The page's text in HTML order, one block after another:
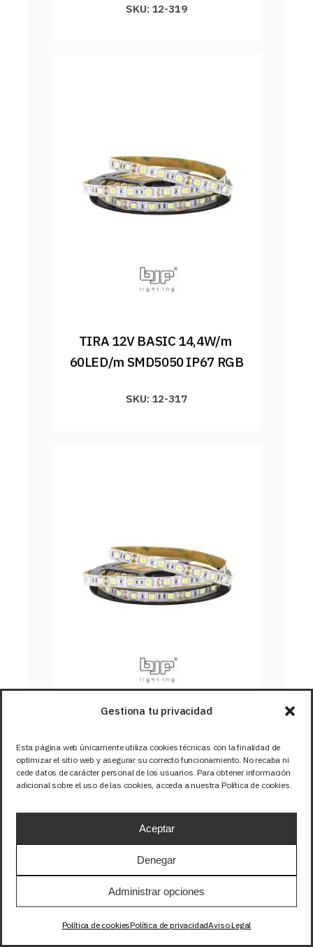
Gestiona tu privacidad
Esta página web únicamente utiliza cookies técnicas con la finalidad de
optimizar el sitio web y asegurar su correcto funcionamiento. No recaba ni
cede datos de carácter personal de los usuarios. Para obtener información
adicional sobre el uso de las cookies, acceda a nuestra Política de cookies.
Aceptar
Denegar
Administrar opciones
Política de cookiesPolítica de privacidadAviso Legal
SKU: 12-319
TIRA 12V BASIC 14,4W/m
60LED/m SMD5050 IP67 RGB
SKU: 12-317
60LED/m SMD5050 IP67
BLANCO FRIO 6000K
SKU: 12-316